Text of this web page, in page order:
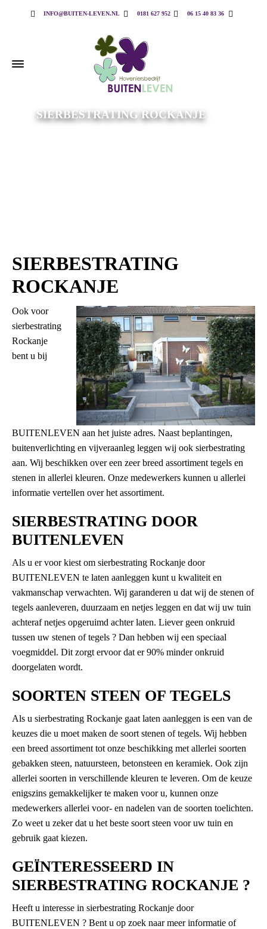
INFO@BUITEN-LEVEN.NL 0181 627 952 06 15 40 83 36
SIERBESTRATING ROCKANJE
SIERBESTRATING
ROCKANJE
Ook voor
sierbestrating
Rockanje
bent u bij
BUITENLEVEN aan het juiste adres. Naast beplantingen,
buitenverlichting en vijveraanleg leggen wij ook sierbestrating
aan. Wij beschikken over een zeer breed assortiment tegels en
stenen in allerlei kleuren. Onze medewerkers kunnen u allerlei
informatie vertellen over het assortiment.
SIERBESTRATING DOOR
BUITENLEVEN
Als u er voor kiest om sierbestrating Rockanje door
BUITENLEVEN te laten aanleggen kunt u kwaliteit en
vakmanschap verwachten. Wij garanderen u dat wij de stenen of
tegels aanleveren, duurzaam en netjes leggen en dat wij uw tuin
achteraf netjes opgeruimd achter laten. Liever geen onkruid
tussen uw stenen of tegels ? Dan hebben wij een speciaal
voegmiddel. Dit zorgt ervoor dat er 90% minder onkruid
doorgelaten wordt.
SOORTEN STEEN OF TEGELS
Als u sierbestrating Rockanje gaat laten aanleggen is een van de
keuzes die u moet maken de soort stenen of tegels. Wij hebben
een breed assortiment tot onze beschikking met allerlei soorten
gebakken steen, natuursteen, betonsteen en keramiek. Ook zijn
allerlei soorten in verschillende kleuren te leveren. Om de keuze
enigszins gemakkelijker te maken voor u, kunnen onze
medewerkers allerlei voor- en nadelen van de soorten toelichten.
Zo weet u zeker dat u het beste soort steen voor uw tuin en
gebruik gaat kiezen.
GEÏNTERESSEERD IN
SIERBESTRATING ROCKANJE ?
Heeft u interesse in sierbestrating Rockanje door
BUITENLEVEN ? Bent u op zoek naar meer informatie of